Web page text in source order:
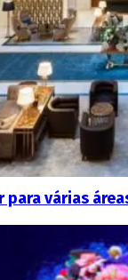
várias